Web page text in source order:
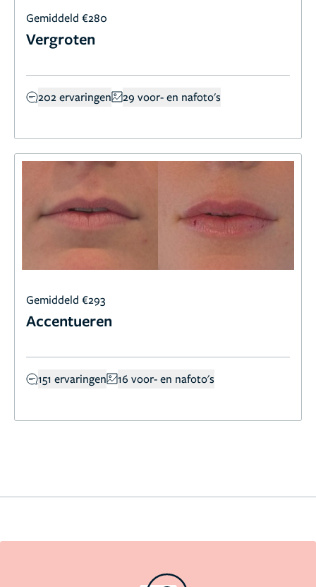
Gemiddeld €280
Vergroten
202 ervaringen 29 voor- en nafoto's
Gemiddeld €293
Accentueren
151 ervaringen 16 voor- en nafoto's